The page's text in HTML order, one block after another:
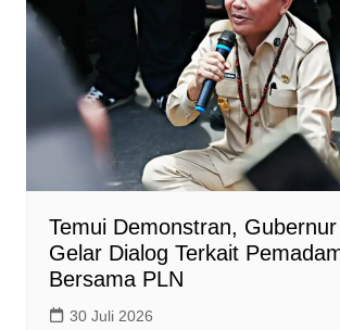
Temui Demonstran,
Gelar Dialog Terkait
Bersama PLN
30 Juli 2026